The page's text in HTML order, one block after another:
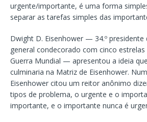
urgente/importante, é uma forma
separar as tarefas simples das
Dwight D. Eisenhower — 34.º presidente
general condecorado com cinco estrelas
Guerra Mundial — apresentou a ideia
culminaria na Matriz de Eisenhower.
Eisenhower citou um reitor anônimo
tipos de problema, o urgente e o
importante, e o importante nunca é